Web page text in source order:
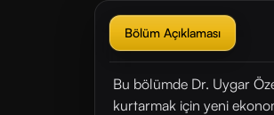
Bölüm Açıklaması
Bu bölümde Dr. Uygar
kurtarmak için yeni